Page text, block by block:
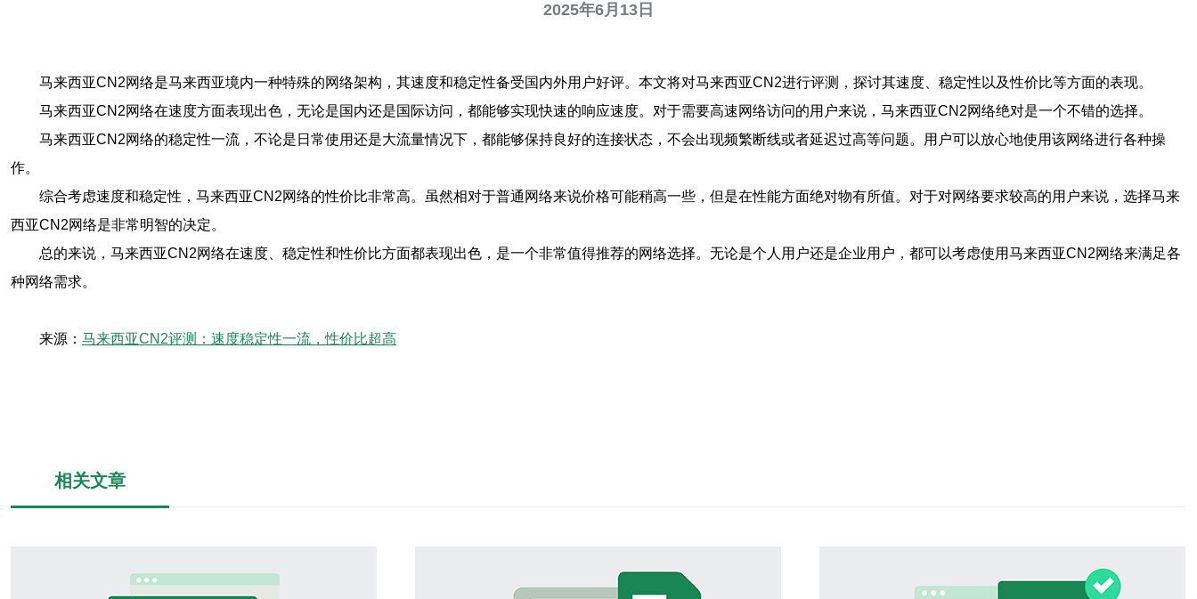
2025年6月13日
马来西亚CN2网络是马来西亚境内一种特殊的网络架构，其速度和稳定性备受国内外用户好评。本文将对马来西亚CN2进行评测，探讨其速度、稳定性以及性价比等方面的表现。
马来西亚CN2网络在速度方面表现出色，无论是国内还是国际访问，都能够实现快速的响应速度。对于需要高速网络访问的用户来说，马来西亚CN2网络绝对是一个不错的选择。
马来西亚CN2网络的稳定性一流，不论是日常使用还是大流量情况下，都能够保持良好的连接状态，不会出现频繁断线或者延迟过高等问题。用户可以放心地使用该网络进行各种操
作。
综合考虑速度和稳定性，马来西亚CN2网络的性价比非常高。虽然相对于普通网络来说价格可能稍高一些，但是在性能方面绝对物有所值。对于对网络要求较高的用户来说，选择马来
西亚CN2网络是非常明智的决定。
总的来说，马来西亚CN2网络在速度、稳定性和性价比方面都表现出色，是一个非常值得推荐的网络选择。无论是个人用户还是企业用户，都可以考虑使用马来西亚CN2网络来满足各
种网络需求。
来源： 马来西亚CN2评测：速度稳定性一流，性价比超高
相关文章